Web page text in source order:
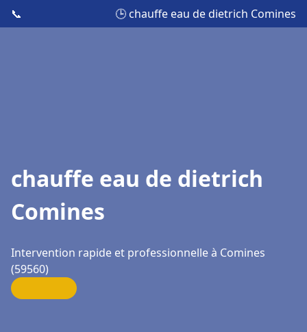
📞 🕒 chauffe eau de dietrich Comines
chauffe eau de dietrich
Comines
Intervention rapide et professionnelle à Comines
(59560)